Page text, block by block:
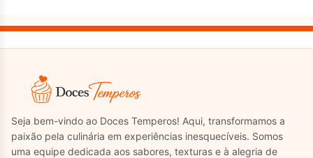
Seja bem-vindo ao Doces Temperos! Aqui, transformamos a
paixão pela culinária em experiências inesquecíveis. Somos
uma equipe dedicada aos sabores, texturas e à alegria de